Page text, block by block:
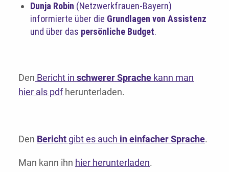
Dunja Robin (Netzwerkfrauen-Bayern)
informierte über die Grundlagen von Assistenz
und über das persönliche Budget.
Den Bericht in schwerer Sprache kann man
hier als pdfherunterladen.
Den Berichtgibt es auch in einfacher Sprache.
Man kann ihn hier herunterladen.